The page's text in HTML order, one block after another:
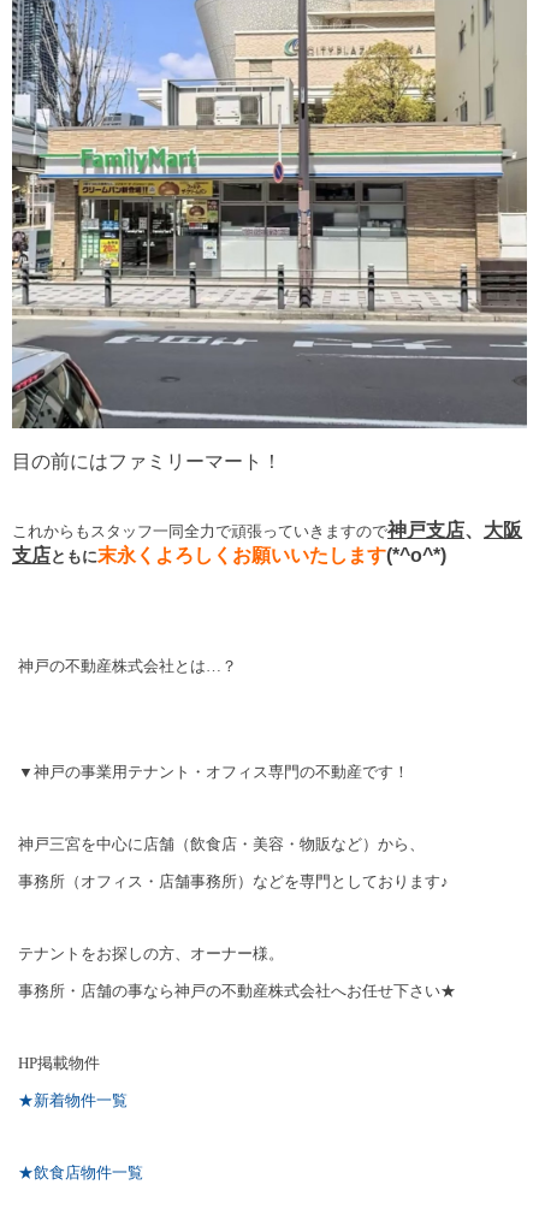
目の前にはファミリーマート！
これからもスタッフ一同全力で頑張っていきますので神戸支店、 大阪
支店ともに末永く よろしくお願いいたします(*^o^*)
神戸の不動産株式会社とは…？
▼神戸の事業用テナント・オフィス専門の不動産です！
神戸三宮を中心に店舗（飲食店・美容・物販など）から、
事務所（オフィス・店舗事務所）などを専門としております♪
テナントをお探しの方、オーナー様。
事務所・店舗の事なら神戸の不動産株式会社へお任せ下さい★
HP掲載物件
★新着物件一覧
★飲食店物件一覧